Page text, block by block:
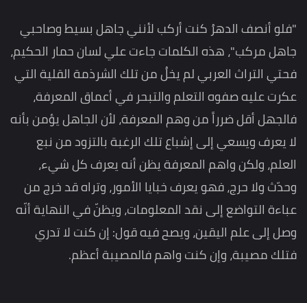
"فلو أنصف الدهرُ كنت أركب لأنني جاهل بسيط وصاحبي
جاهل مركب"، هذه الكلمات جاءت علي لسان حمار الحكيم،
فحتي التراث العربي لم يخلُ من تلك الشرذمة القلية التي
عكرت عليه صفوه التعلم والتبحر في أعماق المعرفة،
فالجهل أقل ضرراً من وهم المعرفة، لأن الجاهل يؤمن بأنه
لا يعرف ويسعي إلى إشباع تلك الرغبة بالتزود من نبع
العلم، ولكن واهم المعرفة يظن أنه يعرف كل شيء،
وحدّث ولا حرج، فهو يعرف خبايا الأمور، وتراه قد خرج من
عباءة التواضع إلى نقد المعلومات، ويظنّ في النهاية أنّه
وصل إلى علم اليقين، ويصح فيه قول: إن كنت لا تدري
فتلك مصيبة، وإن كنت واهم فالمصيبة أعظم.